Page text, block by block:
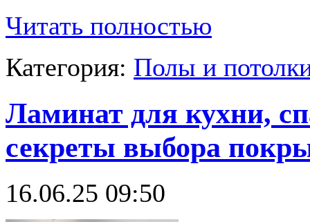
Читать полностью
Категория: Полы и
Ламинат для кухни,
секреты выбора
16.06.25 09:50